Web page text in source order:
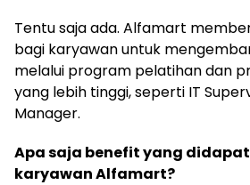
Tentu saja ada. Alfamart
bagi karyawan untuk
melalui program pelatihan dan
yang lebih tinggi, seperti IT
Manager.
Apa saja benefit yang
karyawan Alfamart?